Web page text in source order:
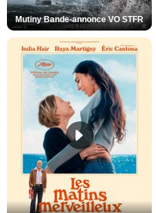
Mutiny Bande-annonce VO STFR